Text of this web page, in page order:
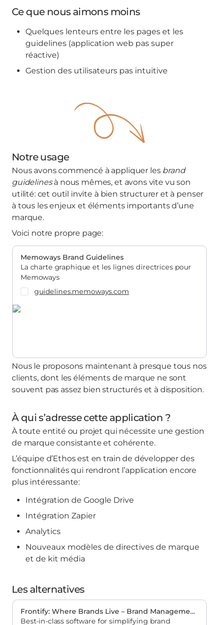
Ce que nous aimons moins
Quelques lenteurs entre les pages et les
guidelines (application web pas super
réactive)
Gestion des utilisateurs pas intuitive
Notre usage
Nous avons commencé à appliquer les brand
guidelinesà nous mêmes, et avons vite vu son
utilité: cet outil invite à bien structurer et à penser
à tous les enjeux et éléments importants d’une
marque.
Voici notre propre page:
Memoways Brand Guidelines
La charte graphique et les lignes directrices pour
Memoways
guidelines.memoways.com
Nous le proposons maintenant à presque tous nos
clients, dont les éléments de marque ne sont
souvent pas assez bien structurés et à disposition.
À qui s’adresse cette application ?
À toute entité ou projet qui nécessite une gestion
de marque consistante et cohérente.
L’équipe d’Ethos est en train de développer des
fonctionnalités qui rendront l’application encore
plus intéressante:
Intégration de Google Drive
Intégration Zapier
Analytics
Nouveaux modèles de directives de marque
et de kit média
Les alternatives
Frontify: Where Brands Live – Brand Management Software | Frontify
Best-in-class software for simplifying brand